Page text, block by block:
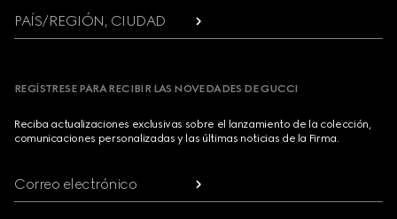
PAÍS/REGIÓN, CIUDAD
REGÍSTRESE PARA RECIBIR LAS NOVEDADES DE GUCCI
Reciba actualizaciones exclusivas sobre el lanzamiento de la colección,
comunicaciones personalizadas y las últimas noticias de la Firma.
Correo electrónico